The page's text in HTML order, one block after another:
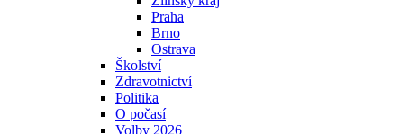
Praha
Brno
Ostrava
Školství
Zdravotnictví
Politika
O počasí
Volby 2026